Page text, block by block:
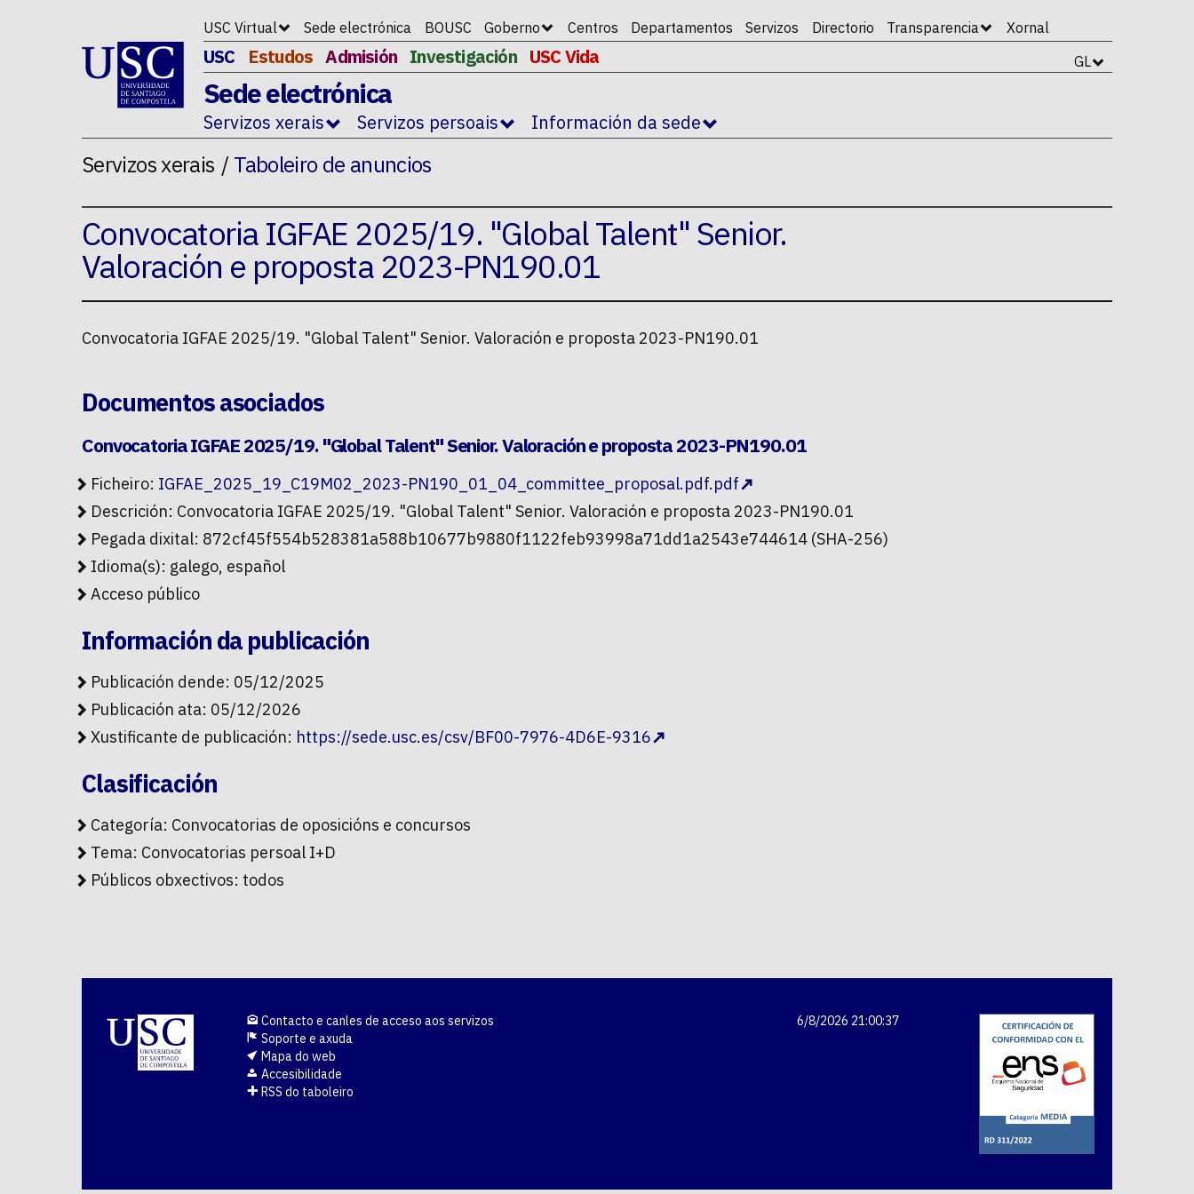
USC Virtual Sede electrónica BOUSC Goberno Centros Departamentos Servizos Directorio Transparencia Xornal
USC Estudos Admisión Investigación USC Vida
Sede electrónica
Servizos xerais Servizos persoais Información da sede
GL
Servizos xerais Taboleiro de anuncios
Convocatoria IGFAE 2025/19. "Global Talent" Senior.
Valoración e proposta 2023-PN190.01
Convocatoria IGFAE 2025/19. "Global Talent" Senior. Valoración e proposta 2023-PN190.01
Documentos asociados
Convocatoria IGFAE 2025/19. "Global Talent" Senior. Valoración e proposta 2023-PN190.01
Ficheiro: IGFAE_2025_19_C19M02_2023-PN190_01_04_committee_proposal.pdf.pdf
Descrición: Convocatoria IGFAE 2025/19. "Global Talent" Senior. Valoración e proposta 2023-PN190.01
Pegada dixital: 872cf45f554b528381a588b10677b9880f1122feb93998a71dd1a2543e744614 (SHA-256)
Idioma(s): galego, español
Acceso público
Información da publicación
Publicación dende: 05/12/2025
Publicación ata: 05/12/2026
Xustificante de publicación: https://sede.usc.es/csv/BF00-7976-4D6E-9316
Clasificación
Categoría: Convocatorias de oposicións e concursos
Tema: Convocatorias persoal I+D
Públicos obxectivos: todos
Contacto e canles de acceso aos servizos
Soporte e axuda
Mapa do web
Accesibilidade
RSS do taboleiro
6/8/2026 21:00:37